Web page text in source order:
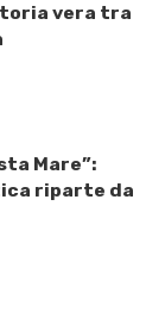
vera tra
Mare”:
riparte da